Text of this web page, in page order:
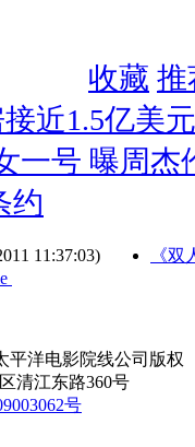
收藏 推
接近1.5亿美
一号 曝周杰
约
11:37:03)
《
平洋电影院线公司版权
清江东路360号
号